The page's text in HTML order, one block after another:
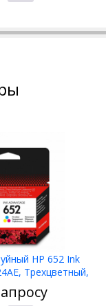
HP 652 Ink
Трехцветный,
Ink Advantage
4535/4675